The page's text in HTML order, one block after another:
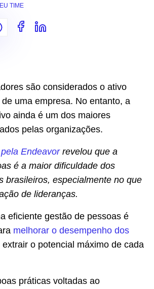
TIME
são considerados o ativo
uma empresa. No entanto, a
ainda é um dos maiores
pelas organizações.
Endeavorrevelou que a
é a maior dificuldade dos
brasileiros, especialmente no que
de lideranças.
eficiente gestão de pessoas é
melhorar o desempenho dos
extrair o potencial máximo de cada
práticas voltadas ao